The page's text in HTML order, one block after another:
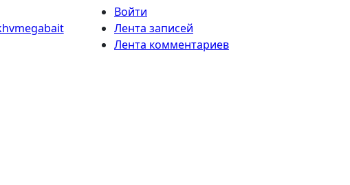
Войти
Лента записей
Лента комментариев